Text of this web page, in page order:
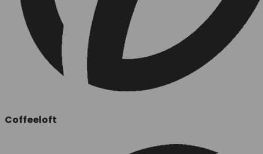
Coffeeloft